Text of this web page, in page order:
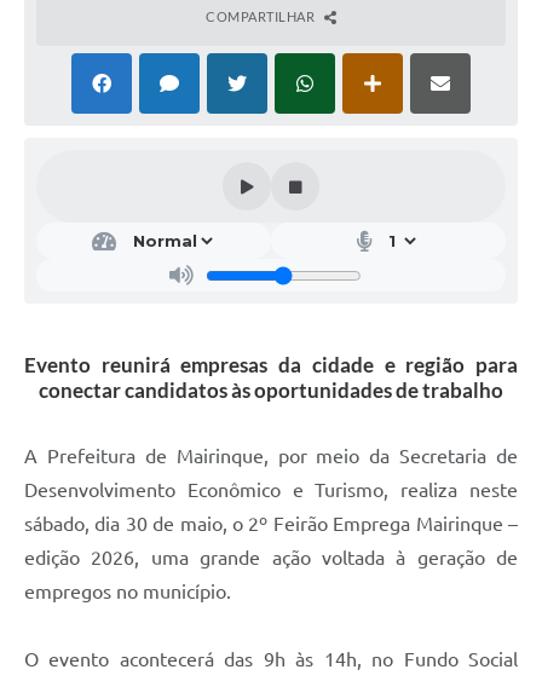
COMPARTILHAR
Evento reunirá empresas da cidade e região para
conectar candidatos às oportunidades de trabalho
A Prefeitura de Mairinque, por meio da Secretaria de
Desenvolvimento Econômico e Turismo, realiza neste
sábado, dia 30 de maio, o 2º Feirão Emprega Mairinque –
edição 2026, uma grande ação voltada à geração de
empregos no município.
O evento acontecerá das 9h às 14h, no Fundo Social